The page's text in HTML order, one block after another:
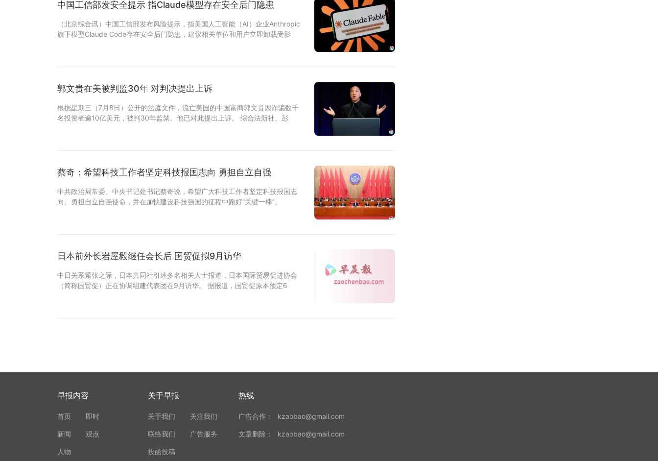
中国工信部发安全提示 指Claude模型存在安全后门隐患
（北京综合讯）中国工信部发布风险提示，指美国人工智能（AI）企业Anthropic
旗下模型Claude Code存在安全后门隐患，建议相关单位和用户立即卸载受影
郭文贵在美被判监30年 对判决提出上诉
根据星期三（7月8日）公开的法庭文件，流亡美国的中国富商郭文贵因诈骗数千
名投资者逾10亿美元，被判30年监禁。他已对此提出上诉。 综合法新社、彭
蔡奇：希望科技工作者坚定科技报国志向 勇担自立自强
中共政治局常委、中央书记处书记蔡奇说，希望广大科技工作者坚定科技报国志
向、勇担自立自强使命，并在加快建设科技强国的征程中跑好“关键一棒”。
日本前外长岩屋毅继任会长后 国贸促拟9月访华
中日关系紧张之际，日本共同社引述多名相关人士报道，日本国际贸易促进协会
（简称国贸促）正在协调组建代表团在9月访华。 据报道，国贸促原本预定6
早报内容
首页 即时
新闻 观点
人物
关于早报
关于我们 关注我们
联络我们 广告服务
投函投稿
热线
广告合作： kzaobao@gmail.com
文章删除： kzaobao@gmail.com